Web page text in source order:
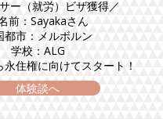
ー（就労）ビザ獲得／
前：Sayakaさん
都市：メルボルン
学校：ALG
住権に向けてスタート！
体験談へ